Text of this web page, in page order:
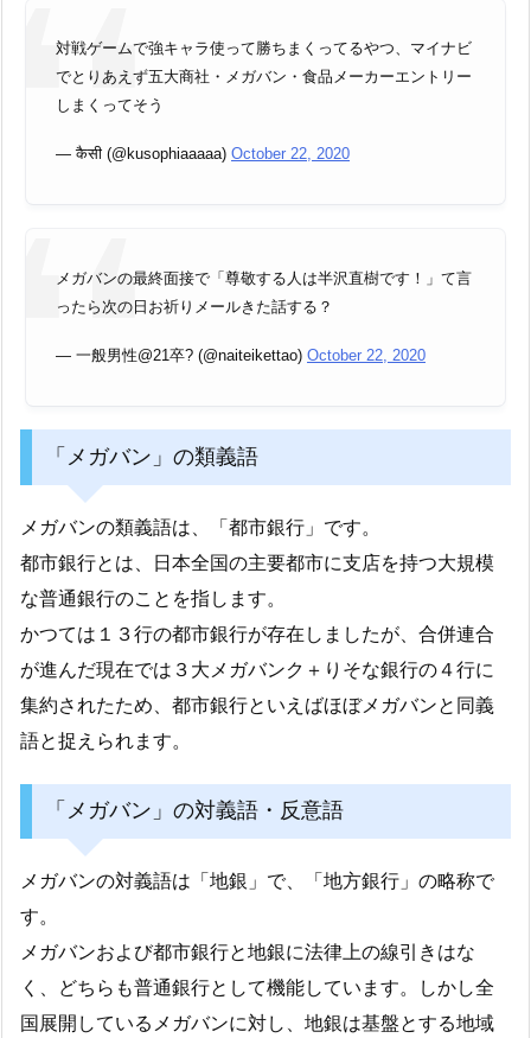
対戦ゲームで強キャラ使って勝ちまくってるやつ、マイナビ
でとりあえず五大商社・メガバン・食品メーカーエントリー
しまくってそう
— कैसी (@kusophiaaaaa) October 22, 2020
メガバンの最終面接で「尊敬する人は半沢直樹です！」て言
ったら次の日お祈りメールきた話する？
— 一般男性@21卒? (@naiteikettao) October 22, 2020
「メガバン」の類義語
メガバンの類義語は、「都市銀行」です。
都市銀行とは、日本全国の主要都市に支店を持つ大規模
な普通銀行のことを指します。
かつては１３行の都市銀行が存在しましたが、合併連合
が進んだ現在では３大メガバンク＋りそな銀行の４行に
集約されたため、都市銀行といえばほぼメガバンと同義
語と捉えられます。
「メガバン」の対義語・反意語
メガバンの対義語は「地銀」で、「地方銀行」の略称で
す。
メガバンおよび都市銀行と地銀に法律上の線引きはな
く、どちらも普通銀行として機能しています。しかし全
国展開しているメガバンに対し、地銀は基盤とする地域